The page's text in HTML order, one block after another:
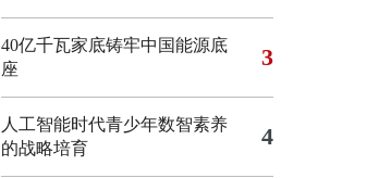
40亿千瓦家底铸牢中国能源底
座
3
人工智能时代青少年数智素养
的战略培育
4